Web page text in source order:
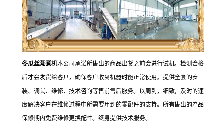
冬瓜丝蒸煮机本公司承诺所售出的商品出货之前会进行试机，检测合格
后才会发货给客户，确保客户收到机器时能正常使用。提供全套的安
装、调试、维修、技术咨询等售前售后服务。以周到，细致，及时的速
度解决客户在维修过程中所需要用到的零配件的支持。所有售出的产品
保修期内免费维修更换配件。终身提供技术服务。